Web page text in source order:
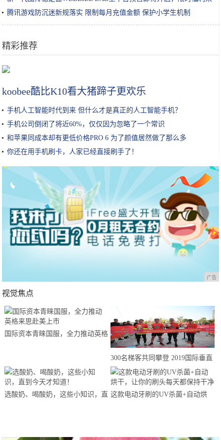
啦
腾讯游戏防沉迷新规落实 限制每月充值金额 保护小学生机制
精彩推荐
koobee酷比K10看大猪蹄子更欢乐
手机人工智能时代到来 但什么才是真正的人工智能手机？
手机公司倒闭了将近60%，仅仅因为忽略了一个常识
和苹果同成本却有更低价格PRO 6 为了颜值居然做了那么多
你还在用手机刷卡，人家已经直接刷手了！
广告
视觉焦点
国际资本青睐国服，全力推动英格
300名梯客共同攀登 2019国际垂直
马拉松超级精英赛顺德海骏达中心
站欢乐开跑
选酸奶、喝酸奶，这些小知识，直 这款电动牙刷的UV杀菌+自动烘